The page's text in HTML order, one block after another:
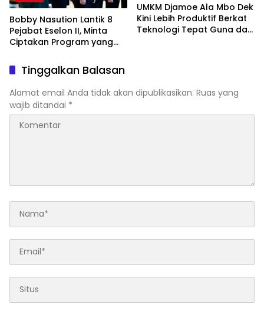
Bobby Nasution Lantik 8
Pejabat Eselon II, Minta
Ciptakan Program yang
Ekonomi
UMKM Djamoe Ala Mbo Dek
Kini Lebih Produktif Berkat
Teknologi Tepat Guna dari
Tinggalkan Balasan
Alamat email Anda tidak akan dipublikasikan. Ruas yang
wajib ditandai *